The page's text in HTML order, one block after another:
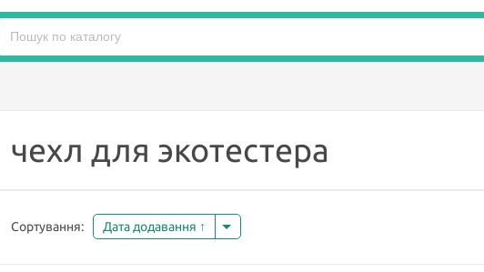
чехл для экотестера
Сортування: Дата додавання